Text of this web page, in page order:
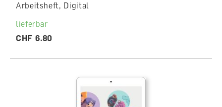
Arbeitsheft, Digital
lieferbar
CHF 6.80